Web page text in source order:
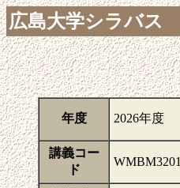
広島大学シラバス
年度 2026年度
講義コー
ド
WMBM3201